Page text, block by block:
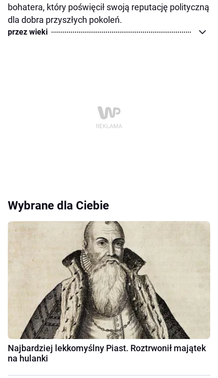
bohatera, który poświęcił swoją reputację polityczną
dla dobra przyszłych pokoleń.
przez wieki
Wybrane dla Ciebie
Najbardziej lekkomyślny Piast. Roztrwonił majątek
na hulanki